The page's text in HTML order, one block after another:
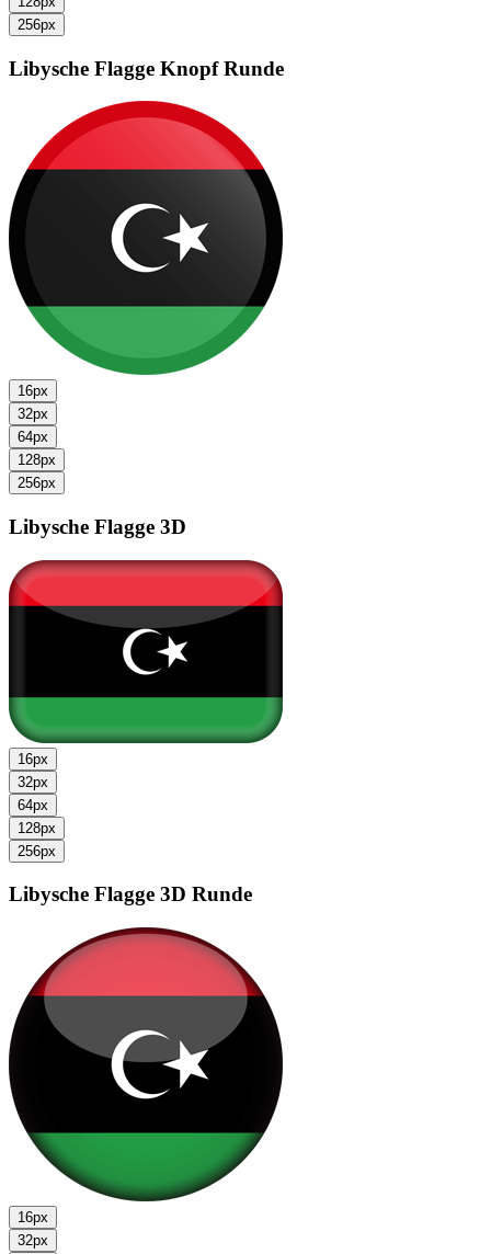
256px
Libysche Flagge Knopf Runde
16px
32px
64px
128px
256px
Libysche Flagge 3D
16px
32px
64px
128px
256px
Libysche Flagge 3D Runde
16px
32px